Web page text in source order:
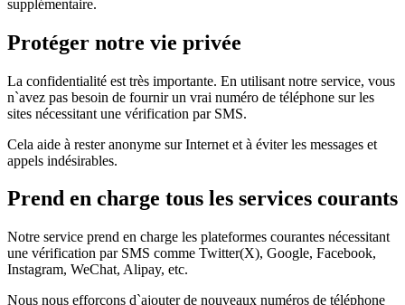
supplémentaire.
Protéger notre vie privée
La confidentialité est très importante. En utilisant notre service, vous
n`avez pas besoin de fournir un vrai numéro de téléphone sur les
sites nécessitant une vérification par SMS.
Cela aide à rester anonyme sur Internet et à éviter les messages et
appels indésirables.
Prend en charge tous les services courants
Notre service prend en charge les plateformes courantes nécessitant
une vérification par SMS comme Twitter(X), Google, Facebook,
Instagram, WeChat, Alipay, etc.
Nous nous efforçons d`ajouter de nouveaux numéros de téléphone